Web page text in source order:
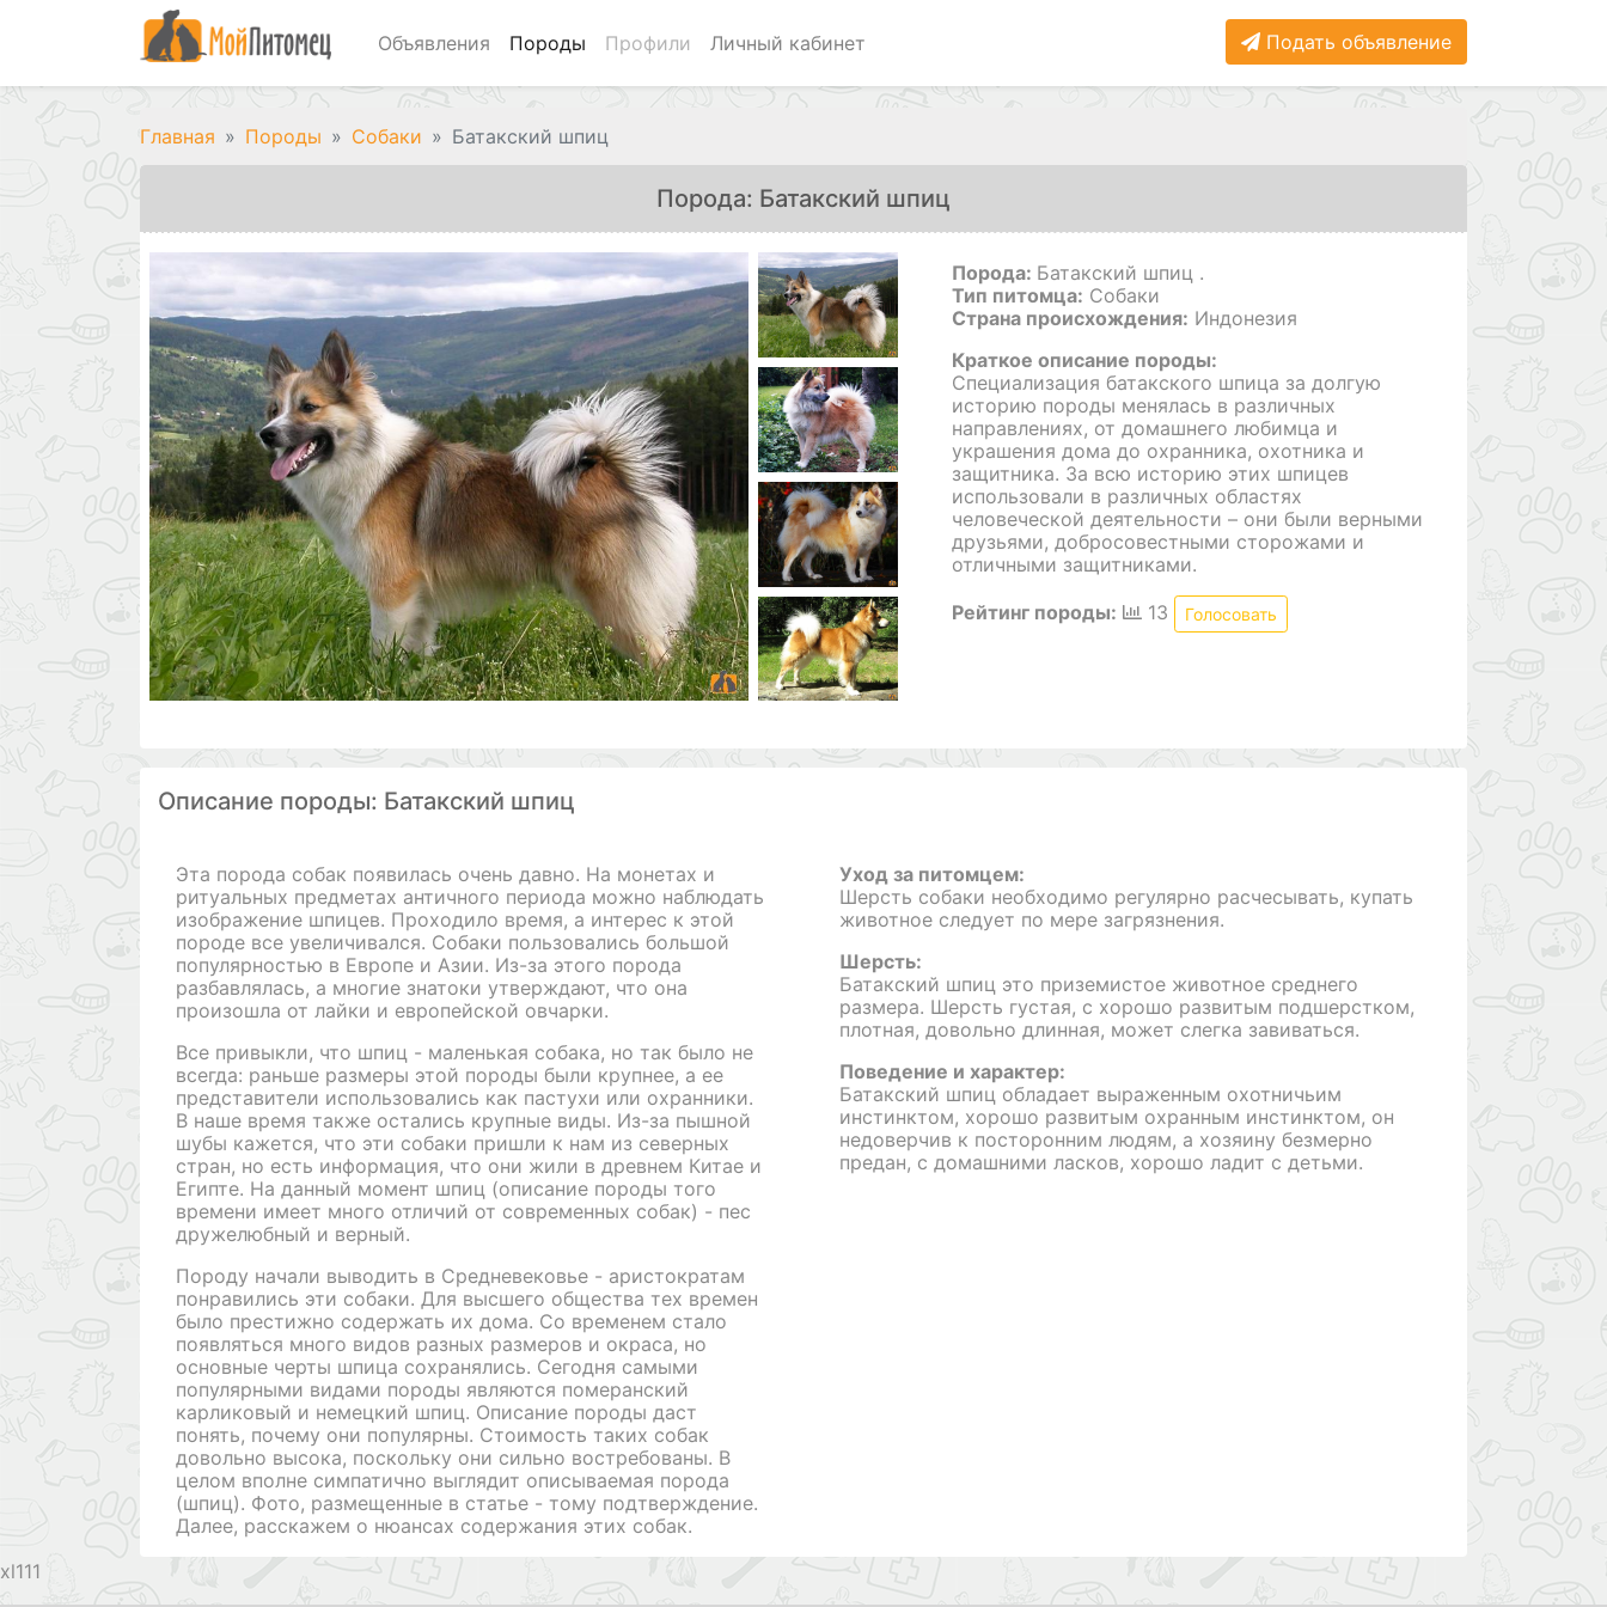
Объявления Породы Профили Личный кабинет Подать объявление
Главная Породы Собаки Батакский шпиц
Порода: Батакский шпиц
Порода: Батакский шпиц .
Тип питомца: Собаки
Страна происхождения: Индонезия
Краткое описание породы:
Специализация батакского шпица за долгую
историю породы менялась в различных
направлениях, от домашнего любимца и
украшения дома до охранника, охотника и
защитника. За всю историю этих шпицев
использовали в различных областях
человеческой деятельности – они были верными
друзьями, добросовестными сторожами и
отличными защитниками.
Рейтинг породы:
13 Голосовать
Описание породы: Батакский шпиц
Эта порода собак появилась очень давно. На монетах и
ритуальных предметах античного периода можно наблюдать
изображение шпицев. Проходило время, а интерес к этой
породе все увеличивался. Собаки пользовались большой
популярностью в Европе и Азии. Из-за этого порода
разбавлялась, а многие знатоки утверждают, что она
произошла от лайки и европейской овчарки.
Все привыкли, что шпиц - маленькая собака, но так было не
всегда: раньше размеры этой породы были крупнее, а ее
представители использовались как пастухи или охранники.
В наше время также остались крупные виды. Из-за пышной
шубы кажется, что эти собаки пришли к нам из северных
стран, но есть информация, что они жили в древнем Китае и
Египте. На данный момент шпиц (описание породы того
времени имеет много отличий от современных собак) - пес
дружелюбный и верный.
Породу начали выводить в Средневековье - аристократам
понравились эти собаки. Для высшего общества тех времен
было престижно содержать их дома. Со временем стало
появляться много видов разных размеров и окраса, но
основные черты шпица сохранялись. Сегодня самыми
популярными видами породы являются померанский
карликовый и немецкий шпиц. Описание породы даст
понять, почему они популярны. Стоимость таких собак
довольно высока, поскольку они сильно востребованы. В
целом вполне симпатично выглядит описываемая порода
(шпиц). Фото, размещенные в статье - тому подтверждение.
Далее, расскажем о нюансах содержания этих собак.
Уход за питомцем:
Шерсть собаки необходимо регулярно расчесывать, купать
животное следует по мере загрязнения.
Шерсть:
Батакский шпиц это приземистое животное среднего
размера. Шерсть густая, с хорошо развитым подшерстком,
плотная, довольно длинная, может слегка завиваться.
Поведение и характер:
Батакский шпиц обладает выраженным охотничьим
инстинктом, хорошо развитым охранным инстинктом, он
недоверчив к посторонним людям, а хозяину безмерно
предан, с домашними ласков, хорошо ладит с детьми.
111